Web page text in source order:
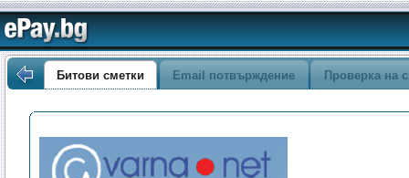
Битови сметки Email потвърждение Проверка на